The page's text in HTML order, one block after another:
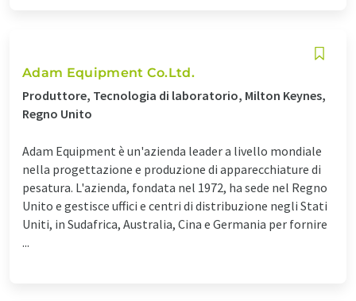
Adam Equipment Co.Ltd.
Produttore, Tecnologia di laboratorio, Milton Keynes,
Regno Unito
Adam Equipment è un'azienda leader a livello mondiale
nella progettazione e produzione di apparecchiature di
pesatura. L'azienda, fondata nel 1972, ha sede nel Regno
Unito e gestisce uffici e centri di distribuzione negli Stati
Uniti, in Sudafrica, Australia, Cina e Germania per fornire
...